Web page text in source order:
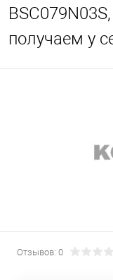
получаем у
Отзывов: 0